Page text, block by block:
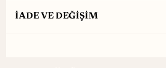
İADE VE DEĞİŞİM